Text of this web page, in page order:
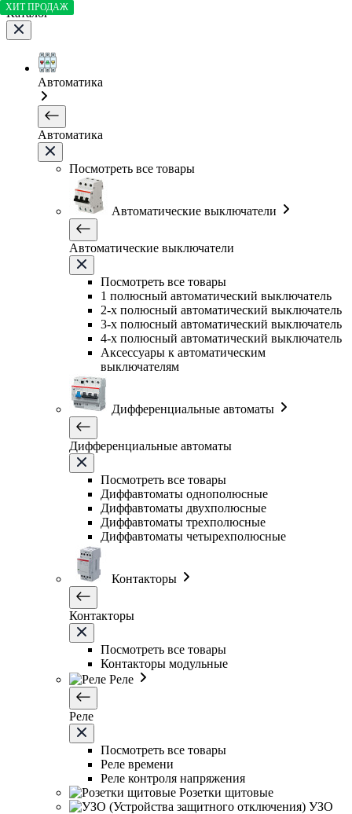
Каталог
Автоматика
Автоматика
Посмотреть все товары
Автоматические выключатели
Автоматические выключатели
Посмотреть все товары
1 полюсный автоматический выключатель
2-х полюсный автоматический выключатель
3-х полюсный автоматический выключатель
4-х полюсный автоматический выключатель
Аксессуары к автоматическим
выключателям
Дифференциальные автоматы
Дифференциальные автоматы
Посмотреть все товары
Диффавтоматы однополюсные
Диффавтоматы двухполюсные
Диффавтоматы трехполюсные
Диффавтоматы четырехполюсные
Контакторы
Контакторы
Посмотреть все товары
Контакторы модульные
Реле
Реле
Посмотреть все товары
Реле времени
Реле контроля напряжения
Розетки щитовые
УЗО
ХИТ ПРОДАЖ